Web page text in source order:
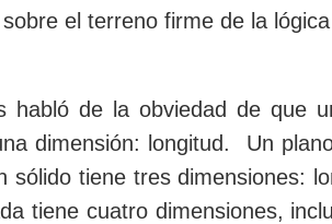
el terreno firme de la
habló de la obviedad de que
dimensión: longitud. Un
sólido tiene tres dimensiones:
tiene cuatro dimensiones,